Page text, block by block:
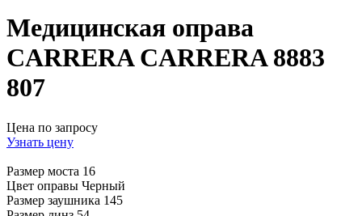
Медицинская оправа
CARRERA CARRERA 8883
807
Цена по запросу
Узнать цену
Размер моста 16
Цвет оправы Черный
Размер заушника 145